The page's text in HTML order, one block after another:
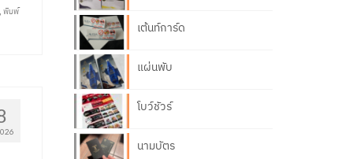
,พิมพ์
เต้นท์การ์ด
แผ่นพับ
โบว์ชัวร์
นามบัตร